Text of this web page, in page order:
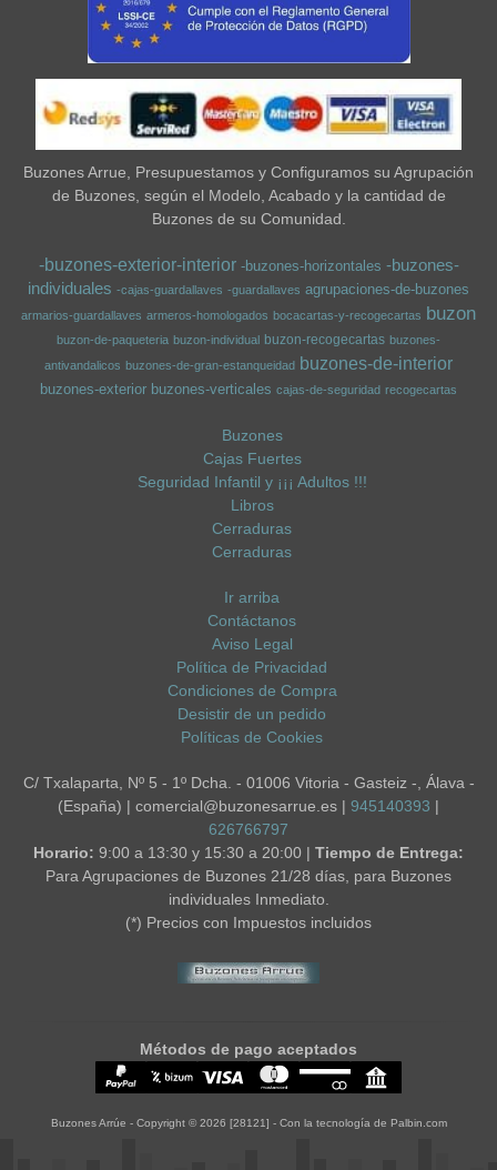
Buzones Arrue, Presupuestamos y Configuramos su Agrupación
de Buzones, según el Modelo, Acabado y la cantidad de
Buzones de su Comunidad.
-buzones-exterior-interior -buzones-horizontales -buzones-
individuales -cajas-guardallaves -guardallaves agrupaciones-de-buzones
armarios-guardallaves armeros-homologados bocacartas-y-recogecartas buzon
buzon-de-paqueteria buzon-individual buzon-recogecartas buzones-
antivandalicos buzones-de-gran-estanqueidad buzones-de-interior
buzones-exterior buzones-verticales cajas-de-seguridad recogecartas
Buzones
Cajas Fuertes
Seguridad Infantil y ¡¡¡ Adultos !!!
Libros
Cerraduras
Cerraduras
Ir arriba
Contáctanos
Aviso Legal
Política de Privacidad
Condiciones de Compra
Desistir de un pedido
Políticas de Cookies
C/ Txalaparta, Nº 5 - 1º Dcha. - 01006 Vitoria - Gasteiz -, Álava -
(España) | comercial@buzonesarrue.es | 945140393 |
626766797
Horario: 9:00 a 13:30 y 15:30 a 20:00 | Tiempo de Entrega:
Para Agrupaciones de Buzones 21/28 días, para Buzones
individuales Inmediato.
(*) Precios con Impuestos incluidos
Métodos de pago aceptados
Buzones Arrúe - Copyright © 2026 [28121] - Con la tecnología de Palbin.com